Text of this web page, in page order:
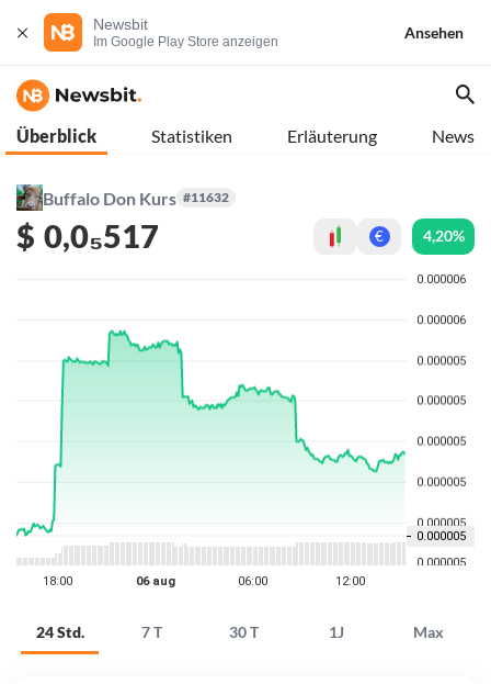
Newsbit
Im Google Play Store anzeigen
Ansehen
Überblick Statistiken Erläuterung News
Buffalo Don Kurs #11632
$ 0,0₅517 € 4,20%
24 Std. 7 T 30 T 1J Max